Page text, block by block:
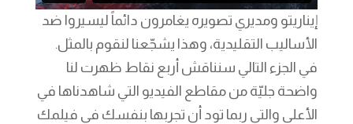
إيناريتو ومديري تصويره يغامرون دائماً ليسيروا ضد
الأساليب التقليدية، وهذا يشجّعنا لنقوم بالمثل.
في الجزء التالي سنناقش أربع نقاط ظهرت لنا
واضحة جليّة من مقاطع الفيديو التي شاهدناها في
الأعلى والتي ربما تود أن تجربها بنفسك في فيلمك